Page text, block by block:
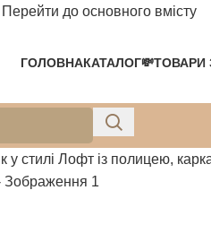
Перейти до основного вмісту
ГОЛОВНАКАТАЛОГ